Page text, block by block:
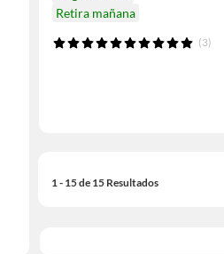
Retira mañana
(3)
1 - 15 de 15 Resultados